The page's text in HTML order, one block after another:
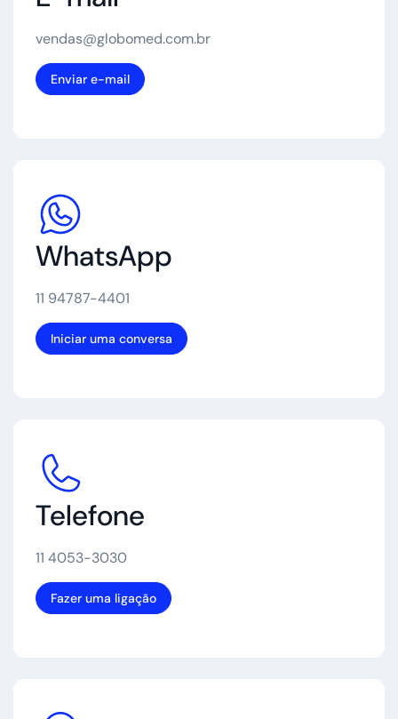
vendas@globomed.com.br
Enviar e-mail
WhatsApp
11 94787-4401
Iniciar uma conversa
Telefone
11 4053-3030
Fazer uma ligação